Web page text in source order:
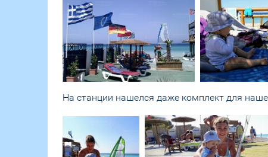
На станции нашелся даже комплект для